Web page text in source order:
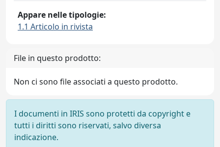
Appare nelle tipologie:
1.1 Articolo in rivista
File in questo prodotto:
Non ci sono file associati a questo prodotto.
I documenti in IRIS sono protetti da copyright e
tutti i diritti sono riservati, salvo diversa
indicazione.